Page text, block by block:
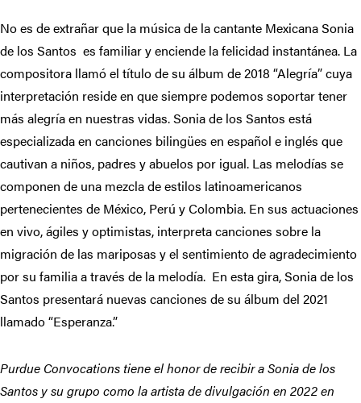
No es de extrañar que la música de la cantante Mexicana Sonia
de los Santos es familiar y enciende la felicidad instantánea. La
compositora llamó el título de su álbum de 2018 “Alegría” cuya
interpretación reside en que siempre podemos soportar tener
más alegría en nuestras vidas. Sonia de los Santos está
especializada en canciones bilingües en español e inglés que
cautivan a niños, padres y abuelos por igual. Las melodías se
componen de una mezcla de estilos latinoamericanos
pertenecientes de México, Perú y Colombia. En sus actuaciones
en vivo, ágiles y optimistas, interpreta canciones sobre la
migración de las mariposas y el sentimiento de agradecimiento
por su familia a través de la melodía. En esta gira, Sonia de los
Santos presentará nuevas canciones de su álbum del 2021
llamado “Esperanza.”
Purdue Convocations tiene el honor de recibir a Sonia de los
Santos y su grupo como la artista de divulgación en 2022 en